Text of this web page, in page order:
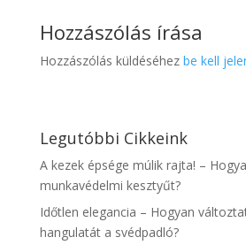
Hozzászólás írása
Hozzászólás küldéséhez be kell
Legutóbbi Cikkeink
A kezek épsége múlik rajta! –
munkavédelmi kesztyűt?
Időtlen elegancia – Hogyan
hangulatát a svédpadló?